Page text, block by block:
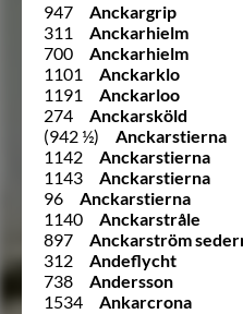
947
Anckargrip
311
Anckarhielm
700
Anckarhielm
1101
Anckarklo
1191
Anckarloo
274
Anckarsköld
(942 ½)
Anckarstierna
1142
Anckarstierna
1143
Anckarstierna
96
Anckarstierna
1140
Anckarstråle
897
Anckarström
312
Andeflycht
738
Andersson
1534
Ankarcrona